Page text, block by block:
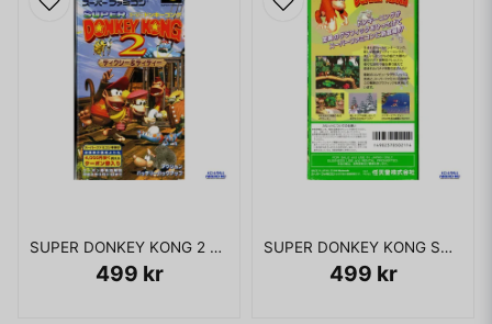
SUPER DONKEY KONG 2 SUPER FAMICOM
499 kr
SUPER DONKEY KONG SUPER FAMICOM
499 kr